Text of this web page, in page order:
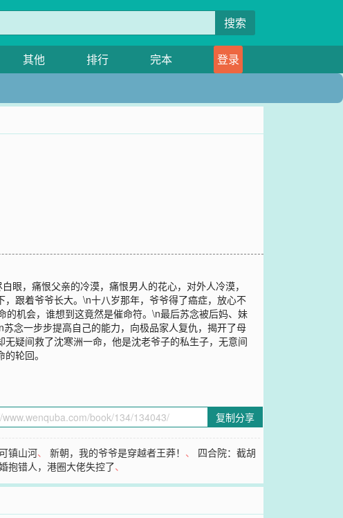
搜索
其他 排行 完本
登录
眼，痛恨父亲的冷漠，痛恨男人的花心，对外人冷漠，
跟着爷爷长大。\n十八岁那年，爷爷得了癌症，放心不
机会，谁想到这竟然是催命符。\n最后苏念被后妈、妹
念一步步提高自己的能力，向极品家人复仇，揭开了母
疑间救了沈寒洲一命，他是沈老爷子的私生子，无意间
轮回。
复制分享
镇山河、新朝，我的爷爷是穿越者王莽！ 、 四合院：截胡
抱错人，港圈大佬失控了、